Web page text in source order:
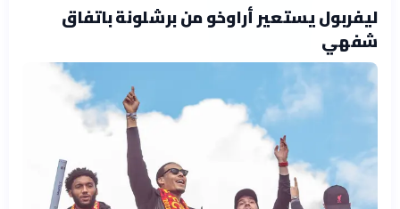
ليفربول يستعير أراوخو من برشلونة باتفاق
شفهي